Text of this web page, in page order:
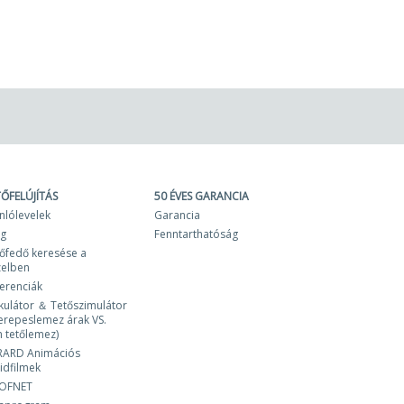
keresése a
＆ Tetőszimulátor
árak VS.
tetőlemez)
Animációs
50 ÉVES GARANCIA
Garancia
Fenntarthatóság